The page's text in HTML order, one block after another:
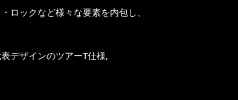
ロックなど様々な要素を内包し、
デザインのツアーT仕様,